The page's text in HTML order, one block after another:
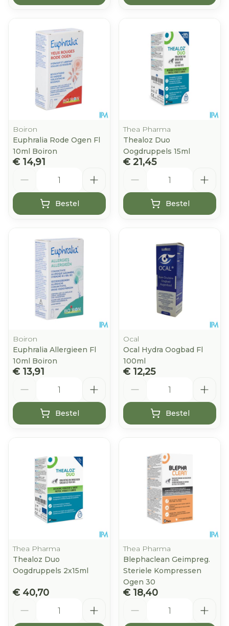
Boiron
Euphralia Rode Ogen Fl
10ml Boiron
€ 14,91
Bestel
Thea Pharma
Thealoz Duo
Oogdruppels 15ml
€ 21,45
Bestel
Boiron
Euphralia Allergieen Fl
10ml Boiron
€ 13,91
Bestel
Ocal
Ocal Hydra Oogbad Fl
100ml
€ 12,25
Bestel
Thea Pharma
Thealoz Duo
Oogdruppels 2x15ml
€ 40,70
Thea Pharma
Blephaclean Geimpreg.
Steriele Kompressen
Ogen 30
€ 18,40